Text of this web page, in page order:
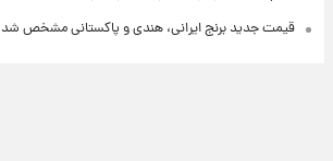
قیمت جدید برنج ایرانی، هندی و پاکستانی مشخص شد